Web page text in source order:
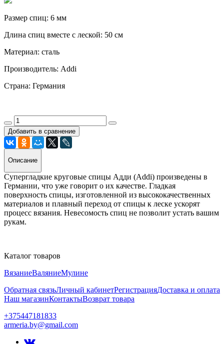
Размер спиц: 6 мм
Длина спиц вместе с леской: 50 см
Материал: сталь
Производитель: Addi
Страна: Германия
Добавить в сравнение
Описание
Супергладкие круговые спицы Адди (Addi) произведены в
Германии, что уже говорит о их качестве. Гладкая
поверхность спицы, изготовленной из высококачественных
материалов и плавный переход от спицы к леске ускорят
процесс вязания. Невесомость спиц не позволит устать вашим
рукам.
Каталог товаров
ВязаниеВаляниеМулине
Обратная связьЛичный кабинетРегистрацияДоставка и оплата
Наш магазинКонтактыВозврат товара
+375447181833
armeria.by@gmail.com